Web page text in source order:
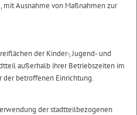
mit Ausnahme von Maßnahmen zur
der Kinder-, Jugend- und
außerhalb ihrer Betriebszeiten im
der betroffenen Einrichtung.
der stadtteilbezogenen